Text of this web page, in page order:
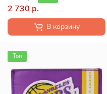
2 730 р.
В корзину
Топ